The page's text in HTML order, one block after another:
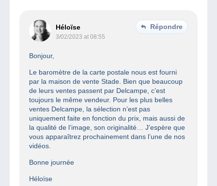
Héloïse
3/02/2023 at 08:55
Répondre
Bonjour,
Le baromètre de la carte postale nous est fourni
par la maison de vente Stade. Bien que beaucoup
de leurs ventes passent par Delcampe, c’est
toujours le même vendeur. Pour les plus belles
ventes Delcampe, la sélection n’est pas
uniquement faite en fonction du prix, mais aussi de
la qualité de l’image, son originalité… J’espère que
vous apparaîtrez prochainement dans l’une de nos
vidéos.
Bonne journée
Héloïse